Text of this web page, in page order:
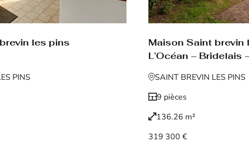
les pins
PINS
Maison Saint brevin
L’Océan – Bridelais
SAINT BREVIN LES PINS
9 pièces
136.26 m²
319 300 €